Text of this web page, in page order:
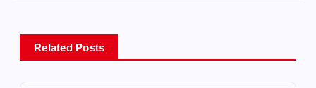
Related Posts